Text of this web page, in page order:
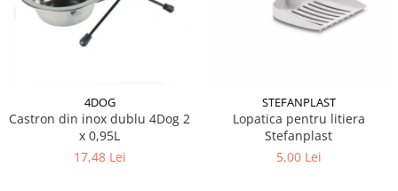
4DOG
Castron din inox dublu 4Dog 2
x 0,95L
17,48 Lei
STEFANPLAST
Lopatica pentru litiera
Stefanplast
5,00 Lei